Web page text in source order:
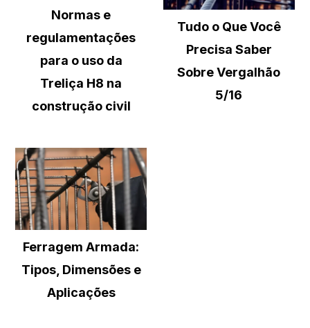
Normas e
regulamentações
para o uso da
Treliça H8 na
construção civil
Tudo o Que Você
Precisa Saber
Sobre Vergalhão
5/16
Ferragem Armada:
Tipos, Dimensões e
Aplicações